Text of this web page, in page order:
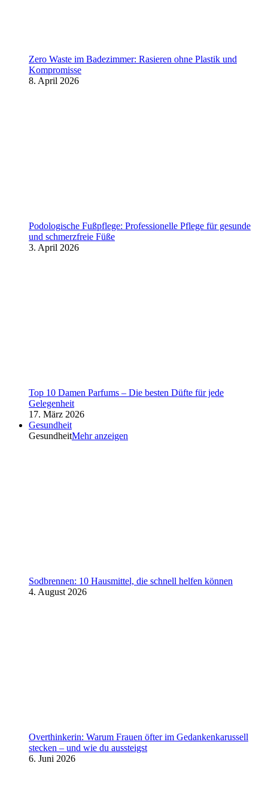
Zero Waste im Badezimmer: Rasieren ohne Plastik und
Kompromisse
8. April 2026
Podologische Fußpflege: Professionelle Pflege für gesunde
und schmerzfreie Füße
3. April 2026
Top 10 Damen Parfums – Die besten Düfte für jede
Gelegenheit
17. März 2026
Gesundheit
GesundheitMehr anzeigen
Sodbrennen: 10 Hausmittel, die schnell helfen können
4. August 2026
Overthinkerin: Warum Frauen öfter im Gedankenkarussell
stecken – und wie du aussteigst
6. Juni 2026